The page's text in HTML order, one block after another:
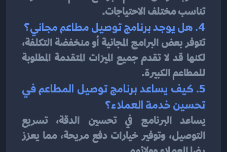
تناسب مختلف الاحتياجات.
4. هل يوجد برنامج توصيل مطاعم مجاني؟
للمطاعم الكبيرة.
تحسين خدمة العملاء؟
التوصيل، وتوفير خيارات دفع مريحة، مما يعزز